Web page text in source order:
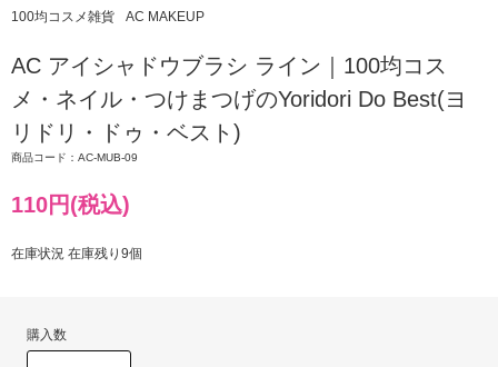
100均コスメ雑貨 AC MAKEUP
AC アイシャドウブラシ ライン｜100均コス
メ・ネイル・つけまつげのYoridori Do Best(ヨ
リドリ・ドゥ・ベスト)
商品コード：AC-MUB-09
110円(税込)
在庫状況 在庫残り9個
購入数